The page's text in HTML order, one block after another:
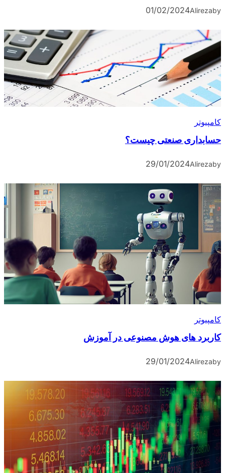
by
Alireza
01/02/2024
کامپیوتر
حسابداری صنعتی چیست؟
by
Alireza
29/01/2024
کامپیوتر
کاربرد های هوش مصنوعی در آموزش
by
Alireza
29/01/2024